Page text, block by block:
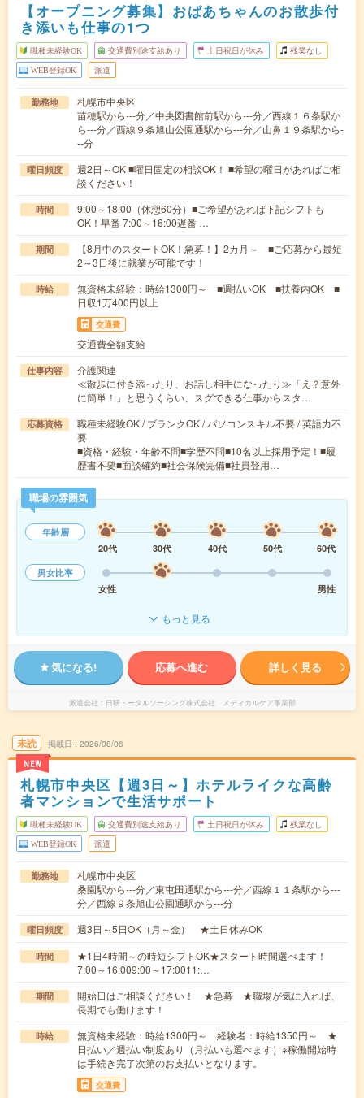
【オープニング募集】おばあちゃんのお散歩付
き添いも仕事の1つ
職種未経験OK 交通費別途支給あり 土日祝日が休み 残業なし
WEB登録OK 派遣
勤務地
札幌市中央区
苗穂駅から---分／中央図書館前駅から---分／西線１６条駅か
ら---分／西線９条旭山公園通駅から---分／山鼻１９条駅から-
--分
曜日頻度
週2日～OK ■曜日固定の相談OK！ ■希望の曜日があればご相
談ください！
時間
9:00～18:00（休憩60分）■ご希望があれば下記シフトも
OK！早番 7:00～16:00遅番 …
期間
【8月中のスタートOK！急募！】2カ月～ ■ご応募から最短
2～3日後に就業が可能です！
時給
無資格未経験：時給1300円～ ■週払いOK ■扶養内OK ■
日収1万400円以上
交通費
交通費全額支給
仕事内容
介護関連
≪散歩に付き添ったり、お話し相手になったり≫「え？意外
に簡単！」と思うくらい、スグできる仕事からスタ…
応募資格
職種未経験OK / ブランクOK / パソコンスキル不要 / 英語力不
要
■資格・経験・年齢不問■学歴不問■10名以上採用予定！■履
歴書不要■面談確約■社会保険完備■社員登用…
職場の雰囲気
年齢層
20代
30代 40代 50代
60代
男女比率
女性
男性
もっと見る
気になる! 応募へ進む 詳しく見る
派遣会社 日研トータルソーシング株式会社 メディカルケア事業部
未読
NEW
掲載日 2026/08/06
札幌市中央区【週3日～】ホテルライクな高齢
者マンションで生活サポート
職種未経験OK 交通費別途支給あり 土日祝日が休み 残業なし
WEB登録OK 派遣
勤務地
札幌市中央区
桑園駅から---分／東屯田通駅から---分／西線１１条駅から---
分／西線９条旭山公園通駅から---分
曜日頻度 週3日～5日OK（月～金） ★土日休みOK
時間
★1日4時間～の時短シフトOK★スタート時間選べます！
7:00～16:009:00～17:0011:…
期間
開始日はご相談ください！ ★急募 ★職場が気に入れば、
長期でも働けます！
時給
無資格未経験：時給1300円～ 経験者：時給1350円～ ★
日払い／週払い制度あり（月払いも選べます）※稼働開始時
は手続き完了次第のお支払いとなります。
交通費